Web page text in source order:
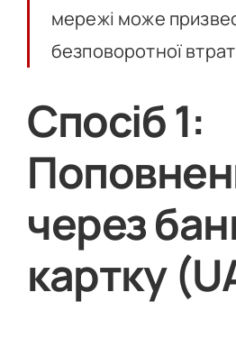
мережі може
безповоротної
Спосіб 1:
через
картку